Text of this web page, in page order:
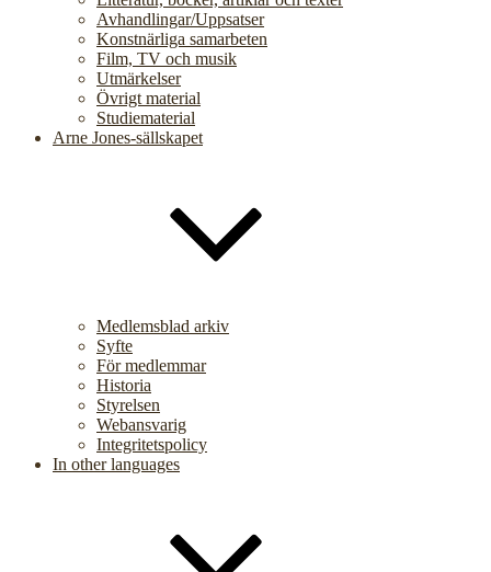
Avhandlingar/Uppsatser
Konstnärliga samarbeten
Film, TV och musik
Utmärkelser
Övrigt material
Studiematerial
Arne Jones-sällskapet
Medlemsblad arkiv
Syfte
För medlemmar
Historia
Styrelsen
Webansvarig
Integritetspolicy
In other languages